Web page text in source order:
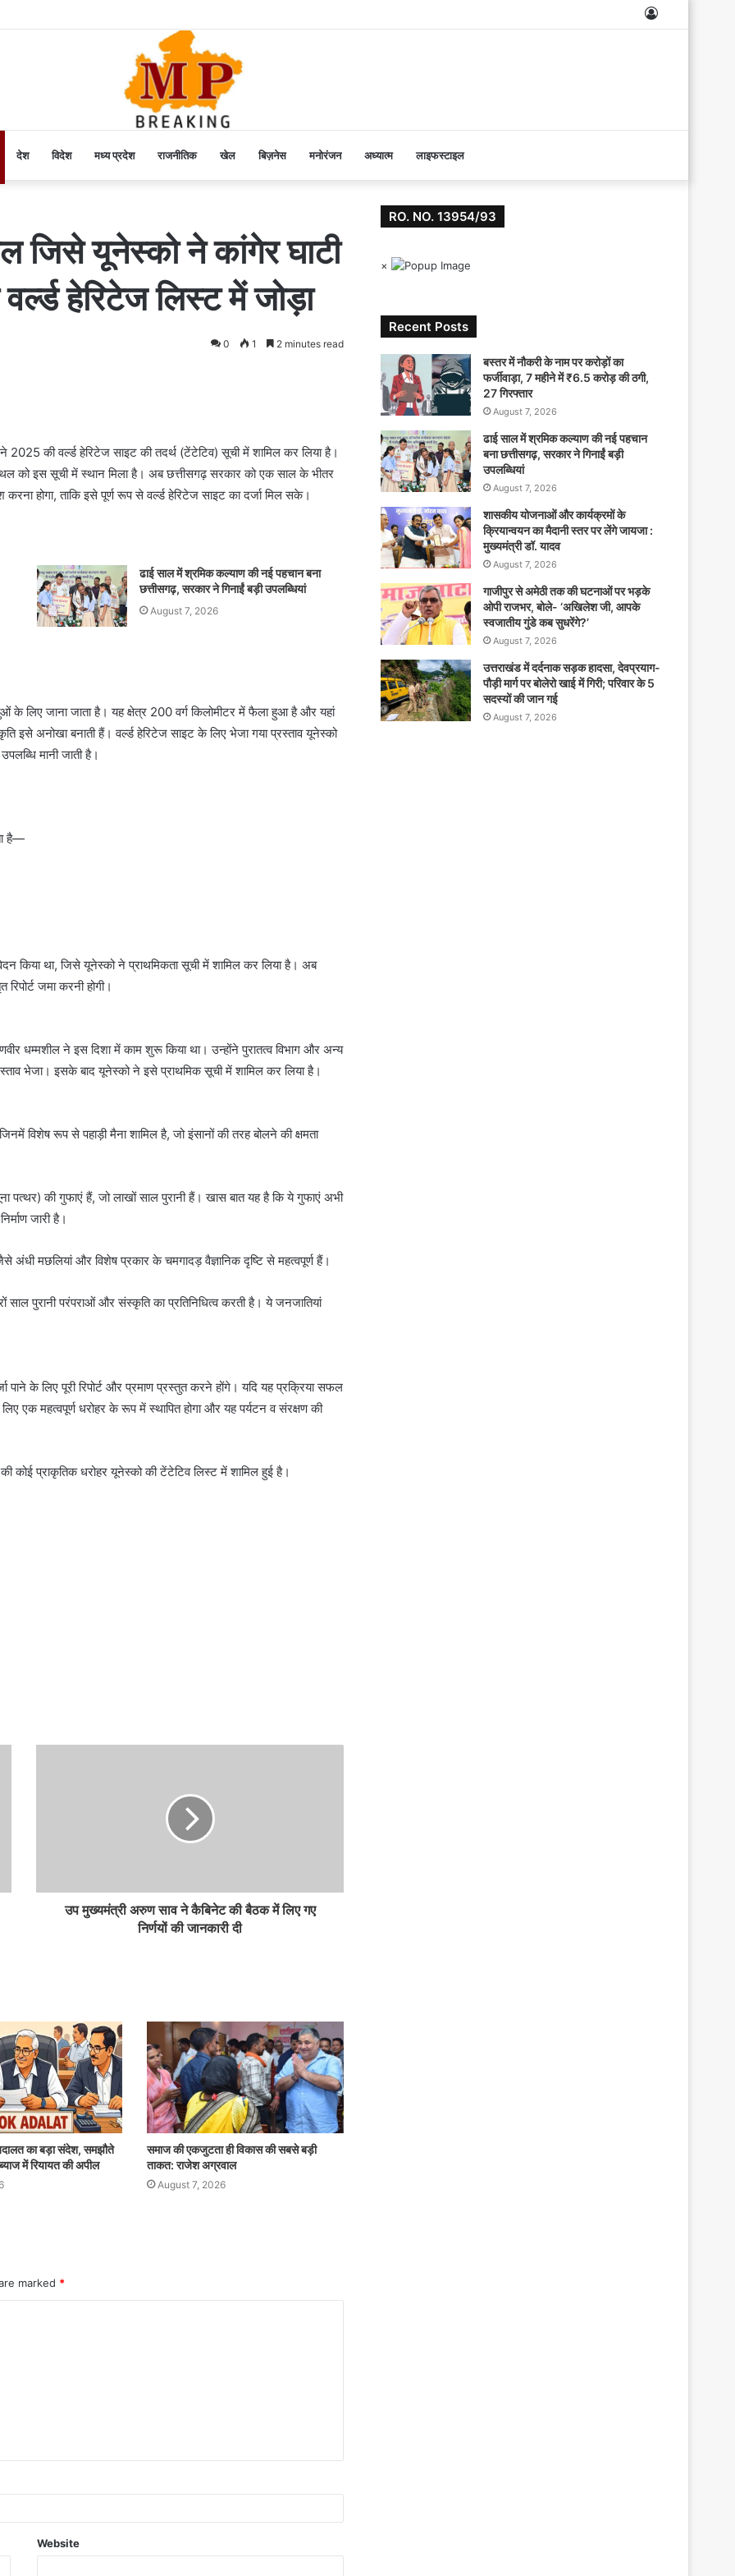
देश विदेश मध्य प्रदेश राजनीतिक खेल बिज़नेस मनोरंजन अध्यात्म लाइफस्टाइल
जिसे यूनेस्को ने कांगेर घाटी
वर्ल्ड हेरिटेज लिस्ट में जोड़ा
0 1 2 minutes read
की वर्ल्ड हेरिटेज साइट की तदर्थ (टेंटेटिव) सूची में शामिल कर लिया है।
को इस सूची में स्थान मिला है। अब छत्तीसगढ़ सरकार को एक साल के भीतर
होगा, ताकि इसे पूर्ण रूप से वर्ल्ड हेरिटेज साइट का दर्जा मिल सके।
ढाई साल में श्रमिक कल्याण की नई पहचान बना
छत्तीसगढ़, सरकार ने गिनाईं बड़ी उपलब्धियां
August 7, 2026
के लिए जाना जाता है। यह क्षेत्र 200 वर्ग किलोमीटर में फैला हुआ है और यहां
इसे अनोखा बनाती हैं। वर्ल्ड हेरिटेज साइट के लिए भेजा गया प्रस्ताव यूनेस्को
मानी जाती है।
है—
किया था, जिसे यूनेस्को ने प्राथमिकता सूची में शामिल कर लिया है। अब
जमा करनी होगी।
धम्मशील ने इस दिशा में काम शुरू किया था। उन्होंने पुरातत्व विभाग और अन्य
भेजा। इसके बाद यूनेस्को ने इसे प्राथमिक सूची में शामिल कर लिया है।
विशेष रूप से पहाड़ी मैना शामिल है, जो इंसानों की तरह बोलने की क्षमता
की गुफाएं हैं, जो लाखों साल पुरानी हैं। खास बात यह है कि ये गुफाएं अभी
जारी है।
मछलियां और विशेष प्रकार के चमगादड़ वैज्ञानिक दृष्टि से महत्वपूर्ण हैं।
साल पुरानी परंपराओं और संस्कृति का प्रतिनिधित्व करती है। ये जनजातियां
के लिए पूरी रिपोर्ट और प्रमाण प्रस्तुत करने होंगे। यदि यह प्रक्रिया सफल
एक महत्वपूर्ण धरोहर के रूप में स्थापित होगा और यह पर्यटन व संरक्षण की
कोई प्राकृतिक धरोहर यूनेस्को की टेंटेटिव लिस्ट में शामिल हुई है।
उप मुख्यमंत्री अरुण साव ने कैबिनेट की बैठक में लिए गए
निर्णयों की जानकारी दी
का बड़ा संदेश, समझौते
में रियायत की अपील
समाज की एकजुटता ही विकास की सबसे बड़ी
ताकत: राजेश अग्रवाल
August 7, 2026
marked *
Website
RO. NO. 13954/93
×
Recent Posts
बस्तर में नौकरी के नाम पर करोड़ों का
फर्जीवाड़ा, 7 महीने में ₹6.5 करोड़ की ठगी,
27 गिरफ्तार
August 7, 2026
ढाई साल में श्रमिक कल्याण की नई पहचान
बना छत्तीसगढ़, सरकार ने गिनाईं बड़ी
उपलब्धियां
August 7, 2026
शासकीय योजनाओं और कार्यक्रमों के
क्रियान्वयन का मैदानी स्तर पर लेंगे जायजा :
मुख्यमंत्री डॉ. यादव
August 7, 2026
गाजीपुर से अमेठी तक की घटनाओं पर भड़के
ओपी राजभर, बोले- ‘अखिलेश जी, आपके
स्वजातीय गुंडे कब सुधरेंगे?’
August 7, 2026
उत्तराखंड में दर्दनाक सड़क हादसा, देवप्रयाग-
पौड़ी मार्ग पर बोलेरो खाई में गिरी; परिवार के 5
सदस्यों की जान गई
August 7, 2026